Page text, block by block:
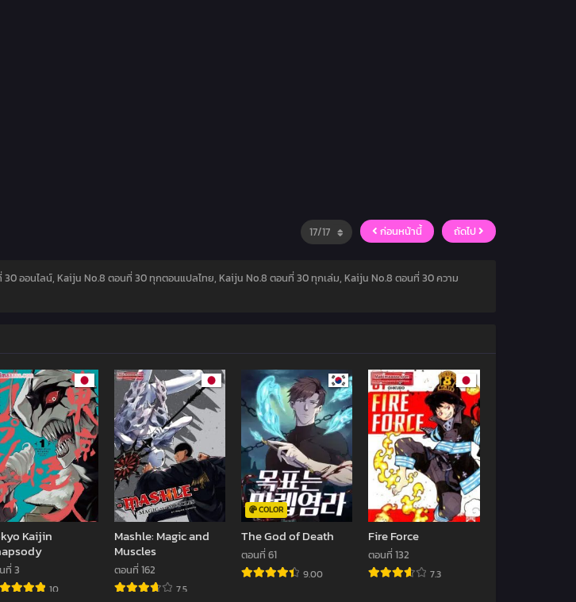
ก่อนหน้านี้ ถัดไป
ออนไลน์, Kaiju No.8 ตอนที่ 30 ทุกตอนแปลไทย, Kaiju No.8 ตอนที่ 30 ทุกเล่ม, Kaiju No.8 ตอนที่ 30 ความ
Kaijin
ที่ 3
10
Mashle: Magic and
Muscles
ตอนที่ 162
7.5
COLOR
The God of Death
ตอนที่ 61
9.00
Fire Force
ตอนที่ 132
7.3